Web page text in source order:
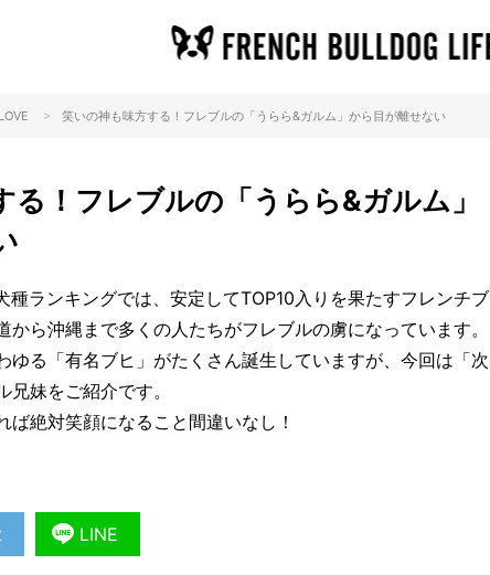
LOVE > 笑いの神も味方する！フレブルの「うらら&ガルム」から目が離せない
る！フレブルの「うらら&ガルム」
種ランキングでは、安定してTOP10入りを果たすフレンチブ
から沖縄まで多くの人たちがフレブルの虜になっています。
ゆる「有名ブヒ」がたくさん誕生していますが、今回は「次
妹をご紹介です。
絶対笑顔になること間違いなし！
LINE